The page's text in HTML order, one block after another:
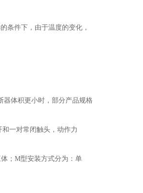
条件下，由于温度的变化，
器体积更小时，部分产品规格
和一对常闭触头，动作力
； M型安装方式分为：单